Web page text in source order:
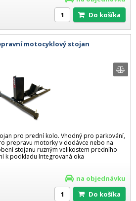
Do košíka
motocyklový stojan
pro prední kolo. Vhodný pro parkování,
prepravu motorky v dodávce nebo na
stojanu ruzným velikostem predního
k podkladu Integrovaná oka
na objednávku
Do košíka